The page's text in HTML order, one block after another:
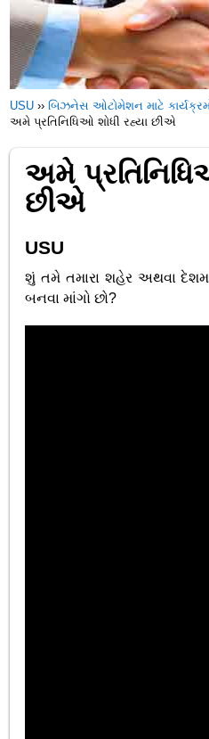
USU ››બિઝનેસ ઓટોમેશન માટે
અમે પ્રતિનિધિઓ શોધી રહ્યા છીએ
અમે
છીએ
USU
શું તમે તમારા શહેર અથવા
બનવા માંગો છો?